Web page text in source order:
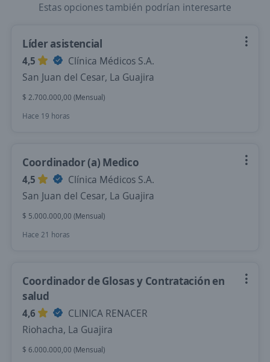
Estas opciones también podrían interesarte
Líder asistencial
4,5
Clínica Médicos S.A.
San Juan del Cesar, La Guajira
$ 2.700.000,00 (Mensual)
Hace 19 horas
Coordinador (a) Medico
4,5
Clínica Médicos S.A.
San Juan del Cesar, La Guajira
$ 5.000.000,00 (Mensual)
Hace 21 horas
Coordinador de Glosas y Contratación en
salud
4,6
CLINICA RENACER
Riohacha, La Guajira
$ 6.000.000,00 (Mensual)